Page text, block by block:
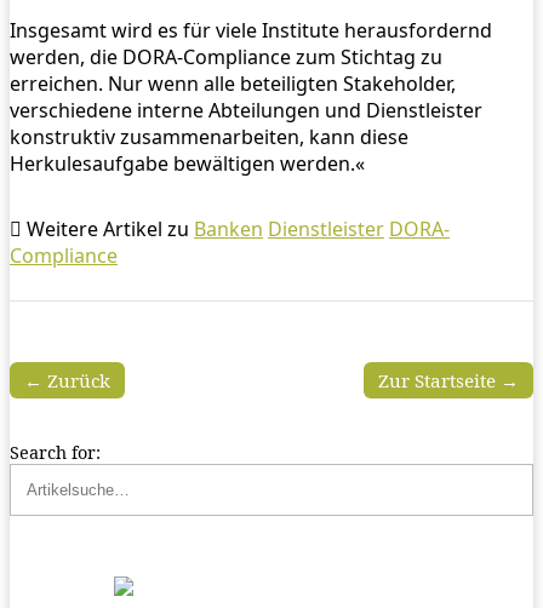
Insgesamt wird es für viele Institute herausfordernd
werden, die DORA-Compliance zum Stichtag zu
erreichen. Nur wenn alle beteiligten Stakeholder,
verschiedene interne Abteilungen und Dienstleister
konstruktiv zusammenarbeiten, kann diese
Herkulesaufgabe bewältigen werden.«
Weitere Artikel zu Banken Dienstleister DORA-
Compliance
Zur Startseite →
← Zurück
Search for: